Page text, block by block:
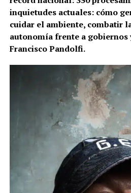
inquietudes actuales: cómo
cuidar el ambiente, combatir
autonomía frente a gobiernos
Francisco Pandolfi.